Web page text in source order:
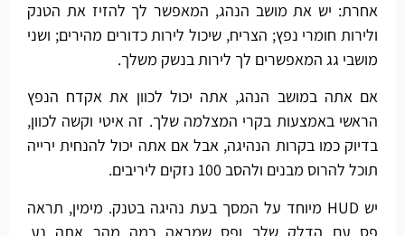
אחרת: יש את מושב הנהג, המאפשר לך להזיז את הטנק
ולירות חומרי נפץ; הצריח, שיכול לירות כדורים מהירים; ושני
מושבי גג המאפשרים לך לירות בנשק משלך.
אם אתה במושב הנהג, אתה יכול לכוון את אקדח הנפץ
הראשי באמצעות בקרי המצלמה שלך. זה איטי וקשה לכוון,
בדיוק כמו בקרות הנהיגה, אבל אם אתה יכול להנחית ירייה
תוכל להרוס מבנים ולהסב 100 נזקים ליריבים.
יש HUD מיוחד על המסך בעת נהיגה בטנק. מימין, תראה
פס עם הדלק שלך ופס שמראה כמה מהר אתה נע.